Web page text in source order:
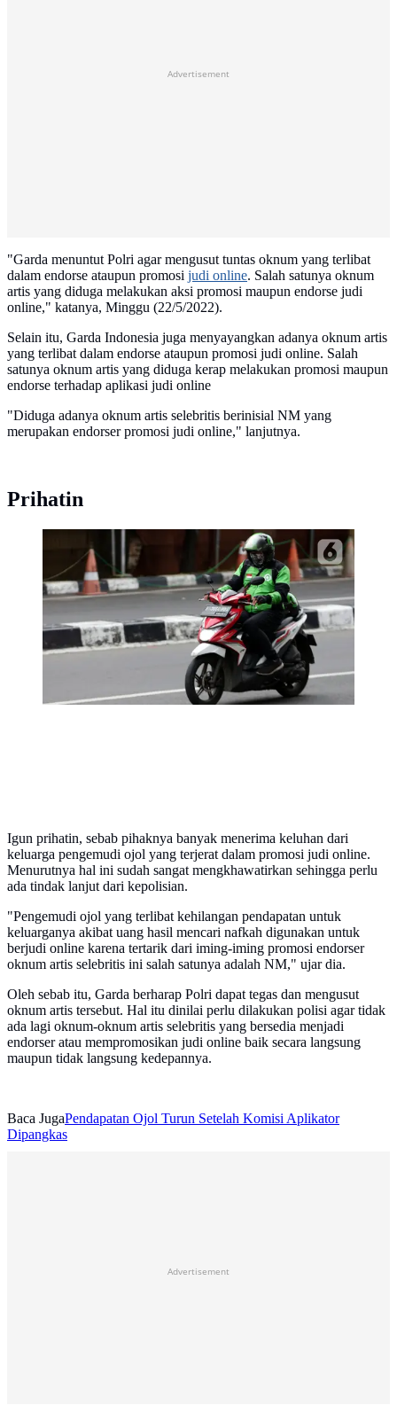
Advertisement
"Garda menuntut Polri agar mengusut tuntas oknum yang terlibat
dalam endorse ataupun promosi judi online. Salah satunya oknum
artis yang diduga melakukan aksi promosi maupun endorse judi
online," katanya, Minggu (22/5/2022).
Selain itu, Garda Indonesia juga menyayangkan adanya oknum artis
yang terlibat dalam endorse ataupun promosi judi online. Salah
satunya oknum artis yang diduga kerap melakukan promosi maupun
endorse terhadap aplikasi judi online
"Diduga adanya oknum artis selebritis berinisial NM yang
merupakan endorser promosi judi online," lanjutnya.
Prihatin
Ojek online beraktivitas dengan tetap mengenakan
masker di kawasan Kuningan, Jakarta, Jumat
(22/10/2021). Pemerintah mengingatkan masyarakat
untuk tetap waspada dan selalu mematuhi protokol
kesehatan menyusul prediksi bakal terjadinya
gelombang ketiga COVID-19. (Liputan6.com/Helmi
Fithriansyah)
Igun prihatin, sebab pihaknya banyak menerima keluhan dari
keluarga pengemudi ojol yang terjerat dalam promosi judi online.
Menurutnya hal ini sudah sangat mengkhawatirkan sehingga perlu
ada tindak lanjut dari kepolisian.
"Pengemudi ojol yang terlibat kehilangan pendapatan untuk
keluarganya akibat uang hasil mencari nafkah digunakan untuk
berjudi online karena tertarik dari iming-iming promosi endorser
oknum artis selebritis ini salah satunya adalah NM," ujar dia.
Oleh sebab itu, Garda berharap Polri dapat tegas dan mengusut
oknum artis tersebut. Hal itu dinilai perlu dilakukan polisi agar tidak
ada lagi oknum-oknum artis selebritis yang bersedia menjadi
endorser atau mempromosikan judi online baik secara langsung
maupun tidak langsung kedepannya.
Baca JugaPendapatan Ojol Turun Setelah Komisi Aplikator
Dipangkas
Advertisement